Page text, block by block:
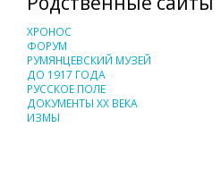
ХРОНОС
ФОРУМ
РУМЯНЦЕВСКИЙ МУЗЕЙ
ДО 1917 ГОДА
РУССКОЕ ПОЛЕ
ДОКУМЕНТЫ XX ВЕКА
ИЗМЫ